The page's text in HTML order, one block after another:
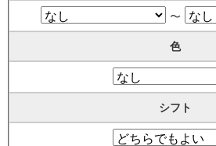
〜
色
シフト